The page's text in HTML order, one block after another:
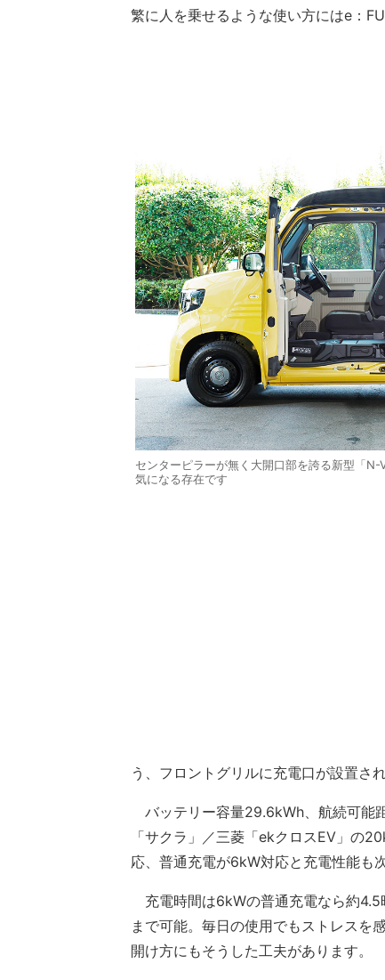
繁に人を乗せるような使い方にはe：
センターピラーが無く大開口部を誇る新型「
気になる存在です
う、フロントグリルに充電口が設置され
バッテリー容量29.6kWh、航続可能
「サクラ」／三菱「ekクロスEV」の
応、普通充電が6kW対応と充電性能も
充電時間は6kWの普通充電なら約
まで可能。毎日の使用でもストレスを
開け方にもそうした工夫があります。